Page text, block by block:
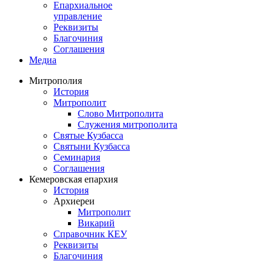
Епархиальное
управление
Реквизиты
Благочиния
Соглашения
Медиа
Митрополия
История
Митрополит
Слово Митрополита
Служения митрополита
Святые Кузбасса
Святыни Кузбасса
Семинария
Соглашения
Кемеровская епархия
История
Архиереи
Митрополит
Викарий
Справочник КЕУ
Реквизиты
Благочиния